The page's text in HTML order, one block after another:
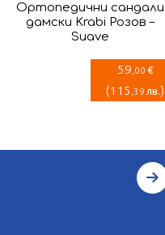
Ортопедични сандали
дамски Krabi Розов –
Suave
59 ,00 €
(115 ,39 лв.)